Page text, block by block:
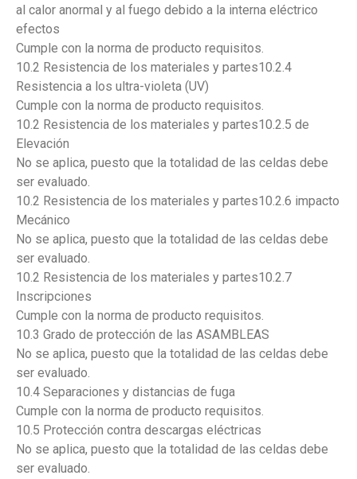
al calor anormal y al fuego debido a la interna eléctrico
efectos
Cumple con la norma de producto requisitos.
10.2 Resistencia de los materiales y partes10.2.4
Resistencia a los ultra-violeta (UV)
Cumple con la norma de producto requisitos.
10.2 Resistencia de los materiales y partes10.2.5 de
Elevación
No se aplica, puesto que la totalidad de las celdas debe
ser evaluado.
10.2 Resistencia de los materiales y partes10.2.6 impacto
Mecánico
No se aplica, puesto que la totalidad de las celdas debe
ser evaluado.
10.2 Resistencia de los materiales y partes10.2.7
Inscripciones
Cumple con la norma de producto requisitos.
10.3 Grado de protección de las ASAMBLEAS
No se aplica, puesto que la totalidad de las celdas debe
ser evaluado.
10.4 Separaciones y distancias de fuga
Cumple con la norma de producto requisitos.
10.5 Protección contra descargas eléctricas
No se aplica, puesto que la totalidad de las celdas debe
ser evaluado.